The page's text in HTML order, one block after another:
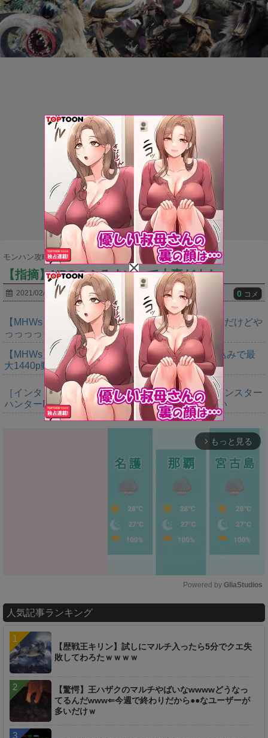
モンハン攻略まとめ隊 > ネタ・雑談
【指摘】NPCのふるまいって大事だよな
2021/02/20 0 コメ
【MHWs】ゴールドエディションの値段今知ったんだけどや
っっっっっっすwwwww
【MHWs】「Switch2版モンハンワイルズはDLSS込みで最
大1440p動作」
［インタビュー］距離を超えて，一緒に狩る。「モンスター
ハンターNow」の新機能 フレンドリンク開発の狙い
arrow_forward_ios もっと見る
u
e
Powered by GliaStudios
人気記事ランキング
【歴戦王キリン】試しにマルチ入ったら5分でクエ失
敗してわろたｗｗｗｗ
【驚愕】王ハザクのマルチやばいなwwwwどうなっ
てるんだwww⇐今週で終わりだから●●なユーザーが
多いだけｗ